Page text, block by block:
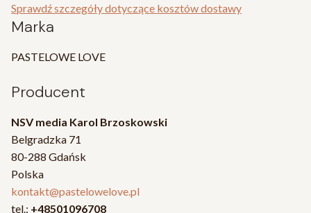
Sprawdź szczegóły dotyczące kosztów dostawy
Marka
PASTELOWE LOVE
Producent
NSV media Karol Brzoskowski
Belgradzka 71
80-288 Gdańsk
Polska
kontakt@pastelowelove.pl
tel.: +48501096708